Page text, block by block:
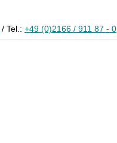
/ Tel.: +49 (0)2166 / 911 87 - 0